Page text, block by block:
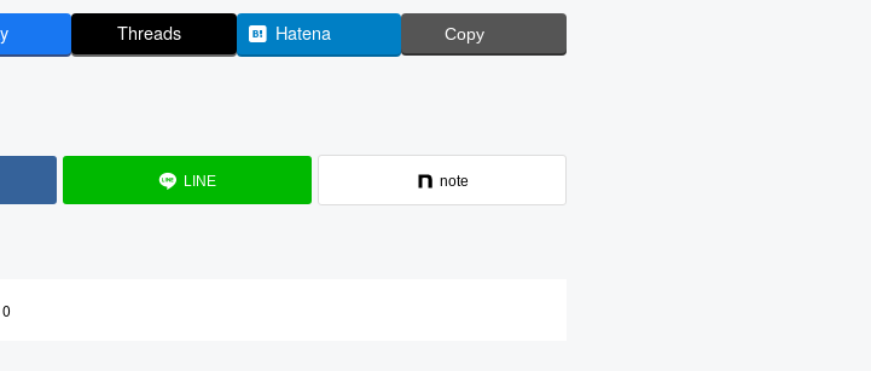
Threads Hatena Copy
LINE note
0